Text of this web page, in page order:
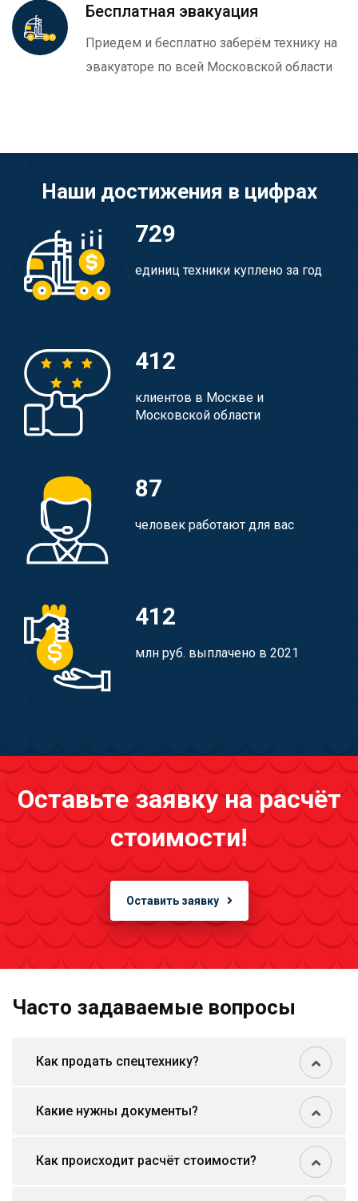
Бесплатная эвакуация
Приедем и бесплатно заберём технику на
эвакуаторе по всей Московской области
Наши достижения в цифрах
729
единиц техники куплено за год
412
клиентов в Москве и
Московской области
87
человек работают для вас
412
млн руб. выплачено в 2021
Оставьте заявку на расчёт
стоимости!
Оставить заявку
Часто задаваемые вопросы
Как продать спецтехнику?
Какие нужны документы?
Как происходит расчёт стоимости?